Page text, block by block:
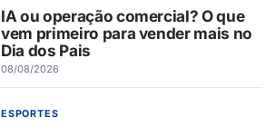
IA ou operação comercial? O que
vem primeiro para vender mais no
Dia dos Pais
08/08/2026
ESPORTES